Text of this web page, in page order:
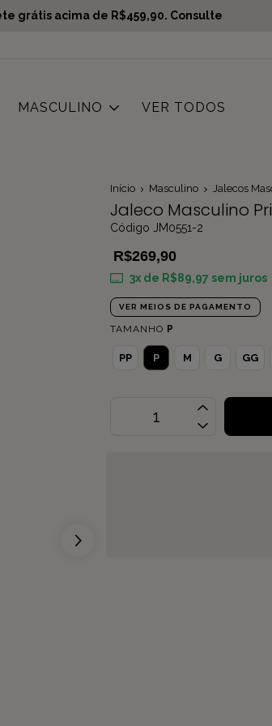
grátis acima de R$459,90. Consulte
MASCULINO VER TODOS
Início Masculino Jalecos
Jaleco Masculino
Código JM0551-2
R$269,90
3x de R$89,97 sem juros
VER MEIOS DE PAGAMENTO
TAMANHO P
PP P M G GG